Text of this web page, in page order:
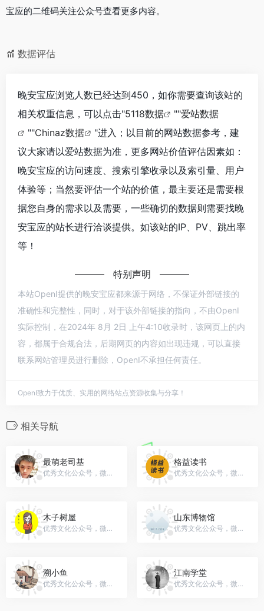
宝应的二维码关注公众号查看更多内容。
数据评估
晚安宝应浏览人数已经达到450，如你需要查询该站的
相关权重信息，可以点击"5118数据 ""爱站数据
""Chinaz数据
"进入；以目前的网站数据参考，建
议大家请以爱站数据为准，更多网站价值评估因素如：
晚安宝应的访问速度、搜索引擎收录以及索引量、用户
体验等；当然要评估一个站的价值，最主要还是需要根
据您自身的需求以及需要，一些确切的数据则需要找晚
安宝应的站长进行洽谈提供。如该站的IP、PV、跳出率
等！
特别声明
本站OpenI提供的晚安宝应都来源于网络，不保证外部链接的
准确性和完整性，同时，对于该外部链接的指向，不由OpenI
实际控制，在2024年 8月 2日 上午4:10收录时，该网页上的内
容，都属于合规合法，后期网页的内容如出现违规，可以直接
联系网站管理员进行删除，OpenI不承担任何责任。
OpenI致力于优质、实用的网络站点资源收集与分享！
相关导航
最萌老司基
优秀文化公众号，微信号：gh_e60d226d341c
格益读书
优秀文化公众号，微信号：geyibook
木子树屋
优秀文化公众号，微信号：lmzdxmw
山东博物馆
优秀文化公众号，微信号：sdmuseum
溯小鱼
优秀文化公众号，微信号：gh_67efe0160a0c
江南学堂
优秀文化公众号，微信号：Jiangnan-xuetang